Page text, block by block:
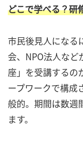
どこで学べる？研
市民後見人になる
会、NPO法人な
座」を受講するの
ープワークで構成
般的。期間は数週
ます。